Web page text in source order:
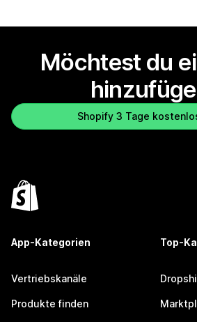
Möchtest du
Shopify 3 Tage
App-Kategorien
Vertriebskanäle
Produkte finden
Top-